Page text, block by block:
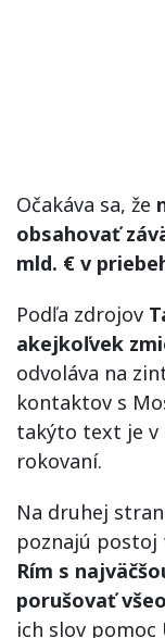
Očakáva sa, že
obsahovať
mld. € v
Podľa zdrojov
akejkoľvek
odvoláva na
kontaktov s
takýto text je v
rokovaní.
Na druhej
poznajú postoj
Rím s
porušovať
ich slov pomoc